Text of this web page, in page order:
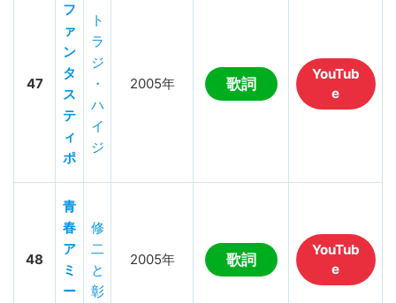
47
フ
ァ
ン
タ
ス
テ
ィ
ポ
ト
ラ
ジ
・
ハ
イ
ジ
2005年 歌詞
YouTub
e
48
青
春
ア
ミ
ー
修
二
と
彰
2005年 歌詞
YouTub
e